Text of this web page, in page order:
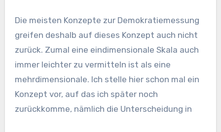
Die meisten Konzepte zur Demokratiemessung
greifen deshalb auf dieses Konzept auch nicht
zurück. Zumal eine eindimensionale Skala auch
immer leichter zu vermitteln ist als eine
mehrdimensionale. Ich stelle hier schon mal ein
Konzept vor, auf das ich später noch
zurückkomme, nämlich die Unterscheidung in